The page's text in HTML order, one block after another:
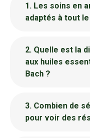
1. Les soins en
adaptés à tout
2. Quelle est la
aux huiles
Bach ?
3. Combien de
pour voir des